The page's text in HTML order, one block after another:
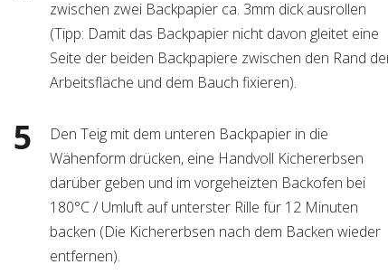
zwischen zwei Backpapier ca. 3mm dick ausrollen
(Tipp: Damit das Backpapier nicht davon gleitet eine
Seite der beiden Backpapiere zwischen den Rand
Arbeitsfläche und dem Bauch fixieren).
Den Teig mit dem unteren Backpapier in die
Wähenform drücken, eine Handvoll Kichererbsen
darüber geben und im vorgeheizten Backofen bei
180°C / Umluft auf unterster Rille für 12 Minuten
backen (Die Kichererbsen nach dem Backen wieder
entfernen).